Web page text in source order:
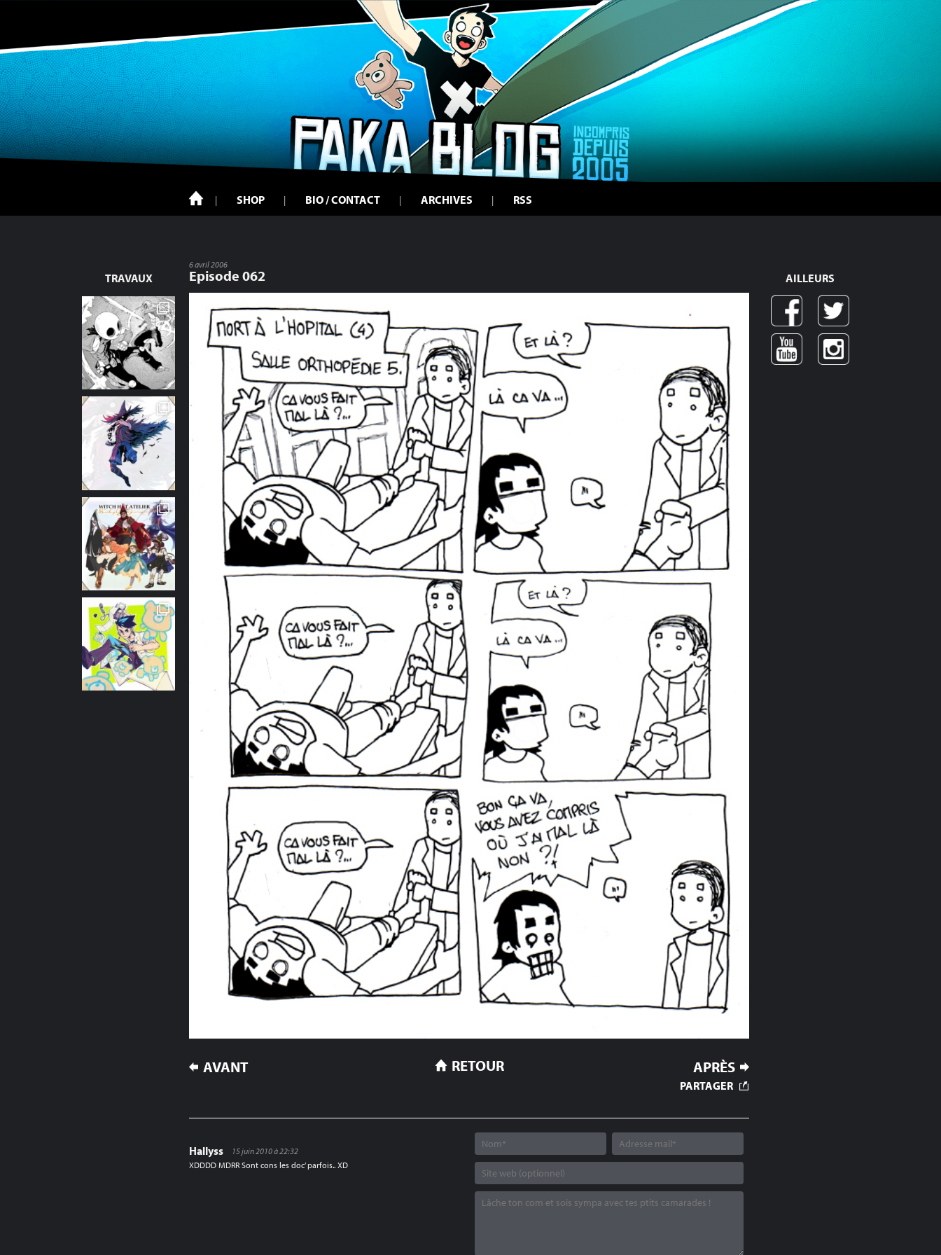
SHOP BIO / CONTACT ARCHIVES RSS
TRAVAUX
6 avril 2006
Episode 062
NAVIGATION
AVANT APRÈS
RETOUR
PARTAGER
Hallyss
15 juin 2010 à 22:32
XDDDD MDRR Sont cons les doc’ parfois.. XD
AILLEURS